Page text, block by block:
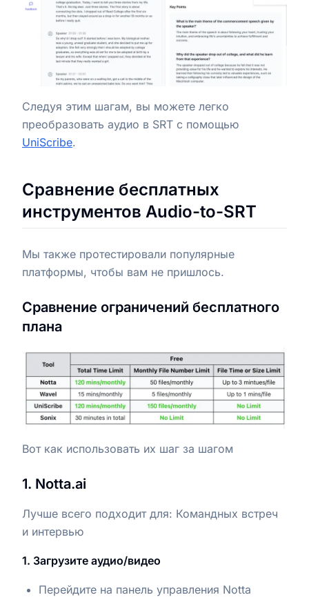
Следуя этим шагам, вы можете легко
преобразовать аудио в SRT с помощью
UniScribe.
Сравнение бесплатных
инструментов Audio-to-SRT
Мы также протестировали популярные
платформы, чтобы вам не пришлось.
Сравнение ограничений бесплатного
плана
Вот как использовать их шаг за шагом
1. Notta.ai
Лучше всего подходит для: Командных встреч
и интервью
1. Загрузите аудио/видео
Перейдите на панель управления Notta